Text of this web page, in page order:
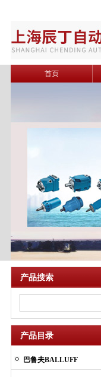
首页
产品搜索
产品目录
巴鲁夫BALLUFF